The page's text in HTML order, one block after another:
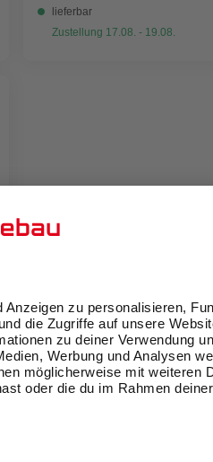
lieferbar
Zustellung 17.08. - 19.08.